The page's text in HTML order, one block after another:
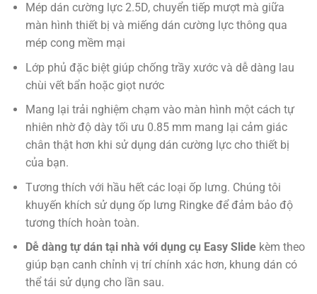
Mép dán cường lực 2.5D, chuyển tiếp mượt mà giữa
màn hình thiết bị và miếng dán cường lực thông qua
mép cong mềm mại
Lớp phủ đặc biệt giúp chống trầy xước và dễ dàng lau
chùi vết bẩn hoặc giọt nước
Mang lại trải nghiệm chạm vào màn hình một cách tự
nhiên nhờ độ dày tối ưu 0.85 mm mang lại cảm giác
chân thật hơn khi sử dụng dán cường lực cho thiết bị
của bạn.
Tương thích với hầu hết các loại ốp lưng. Chúng tôi
khuyến khích sử dụng ốp lưng Ringke để đảm bảo độ
tương thích hoàn toàn.
Dễ dàng tự dán tại nhà với dụng cụ Easy Slidekèm theo
giúp bạn canh chỉnh vị trí chính xác hơn, khung dán có
thể tái sử dụng cho lần sau.